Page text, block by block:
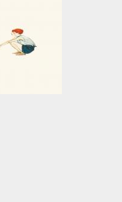
public_html/include/article/
an Error in a future
of PHP) in
domains/
public_html/include/article/